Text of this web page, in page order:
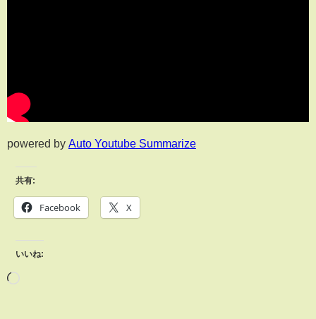
powered by Auto Youtube Summarize
共有:
Facebook X
いいね: